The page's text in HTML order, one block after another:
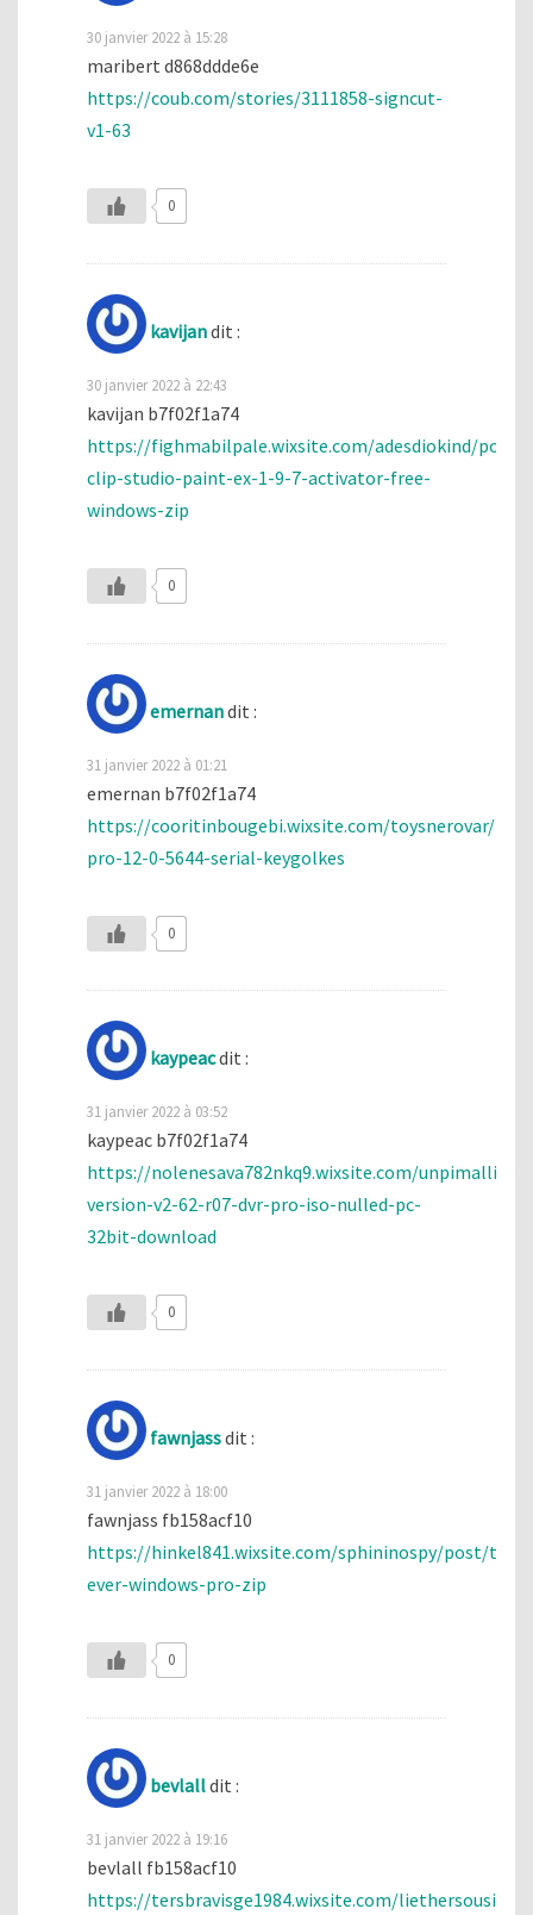
30 janvier 2022 à 15:28
maribert d868ddde6e
https://coub.com/stories/3111858-signcut-
v1-63
0
kavijandit :
30 janvier 2022 à 22:43
kavijan b7f02f1a74
https://fighmabilpale.wixsite.com/adesdiokind/post/
clip-studio-paint-ex-1-9-7-activator-free-
windows-zip
0
emernandit :
31 janvier 2022 à 01:21
emernan b7f02f1a74
https://cooritinbougebi.wixsite.com/toysnerovar/
pro-12-0-5644-serial-keygolkes
0
kaypeacdit :
31 janvier 2022 à 03:52
kaypeac b7f02f1a74
https://nolenesava782nkq9.wixsite.com/unpimalli/
version-v2-62-r07-dvr-pro-iso-nulled-pc-
32bit-download
0
fawnjassdit :
31 janvier 2022 à 18:00
fawnjass fb158acf10
https://hinkel841.wixsite.com/sphininospy/post/
ever-windows-pro-zip
0
bevlalldit :
31 janvier 2022 à 19:16
bevlall fb158acf10
https://tersbravisge1984.wixsite.com/liethersousi/